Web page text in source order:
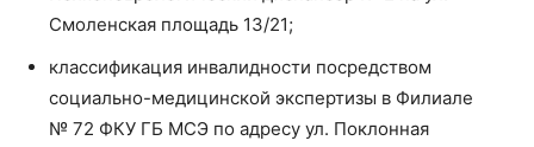
Смоленская площадь 13/21;
классификация инвалидности посредством
социально-медицинской экспертизы в Филиале
№ 72 ФКУ ГБ МСЭ по адресу ул. Поклонная